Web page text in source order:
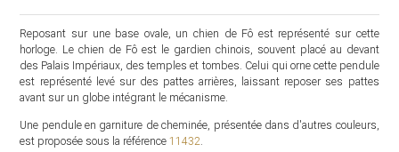
Reposant sur une base ovale, un chien de Fô est représenté sur cette
horloge. Le chien de Fô est le gardien chinois, souvent placé au devant
des Palais Impériaux, des temples et tombes. Celui qui orne cette pendule
est représenté levé sur des pattes arrières, laissant reposer ses pattes
avant sur un globe intégrant le mécanisme.
Une pendule en garniture de cheminée, présentée dans d'autres couleurs,
est proposée sous la référence11432